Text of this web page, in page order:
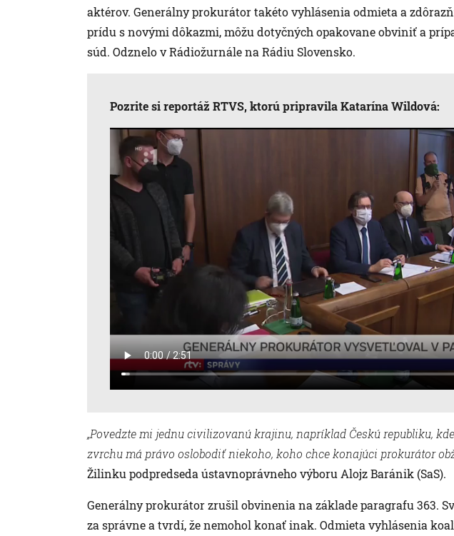
aktérov. Generálny prokurátor takéto vyhlásenia odmieta a
prídu s novými dôkazmi, môžu dotyčných opakovane obviniť a
súd. Odznelo v Rádiožurnále na Rádiu Slovensko.
Pozrite si reportáž RTVS, ktorú pripravila Katarína Wildová:
„Povedzte mi jednu civilizovanú krajinu, napríklad Českú republiku,
zvrchu má právo oslobodiť niekoho, koho chce konajúci prokurátor
Žilinku podpredseda ústavnoprávneho výboru Alojz Baránik (SaS).
Generálny prokurátor zrušil obvinenia na základe paragrafu 363.
za správne a tvrdí, že nemohol konať inak. Odmieta vyhlásenia